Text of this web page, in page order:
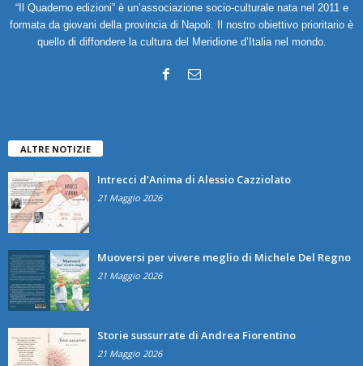
“Il Quaderno edizioni” è un’associazione socio-culturale nata nel 2011 e
formata da giovani della provincia di Napoli. Il nostro obiettivo prioritario è
quello di diffondere la cultura del Meridione d’Italia nel mondo.
ALTRE NOTIZIE
Intrecci d’Anima di Alessio Cazziolato
21 Maggio 2026
Muoversi per vivere meglio di Michele Del Regno
21 Maggio 2026
Storie sussurrate di Andrea Fiorentino
21 Maggio 2026